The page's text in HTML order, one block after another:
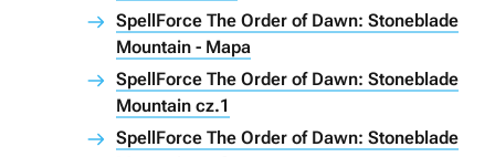
SpellForce The Order of Dawn: Stoneblade
Mountain - Mapa
SpellForce The Order of Dawn: Stoneblade
Mountain cz.1
SpellForce The Order of Dawn: Stoneblade